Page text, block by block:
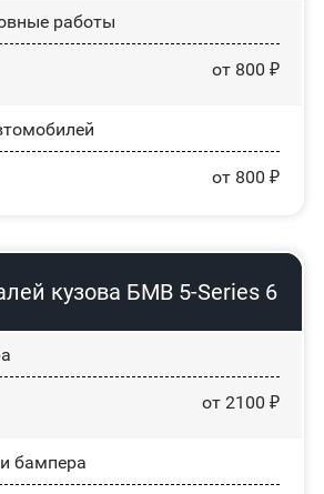
работы
от 800 ₽
от 800 ₽
кузова БМВ 5-Series 6
от 2100 ₽
бампера